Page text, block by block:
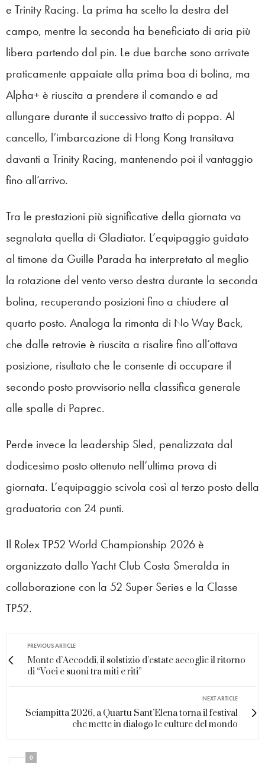
e Trinity Racing. La prima ha scelto la destra del
campo, mentre la seconda ha beneficiato di aria più
libera partendo dal pin. Le due barche sono arrivate
praticamente appaiate alla prima boa di bolina, ma
Alpha+ è riuscita a prendere il comando e ad
allungare durante il successivo tratto di poppa. Al
cancello, l’imbarcazione di Hong Kong transitava
davanti a Trinity Racing, mantenendo poi il vantaggio
fino all’arrivo.
Tra le prestazioni più significative della giornata va
segnalata quella di Gladiator. L’equipaggio guidato
al timone da Guille Parada ha interpretato al meglio
la rotazione del vento verso destra durante la seconda
bolina, recuperando posizioni fino a chiudere al
quarto posto. Analoga la rimonta di No Way Back,
che dalle retrovie è riuscita a risalire fino all’ottava
posizione, risultato che le consente di occupare il
secondo posto provvisorio nella classifica generale
alle spalle di Paprec.
Perde invece la leadership Sled, penalizzata dal
dodicesimo posto ottenuto nell’ultima prova di
giornata. L’equipaggio scivola così al terzo posto della
graduatoria con 24 punti.
Il Rolex TP52 World Championship 2026 è
organizzato dallo Yacht Club Costa Smeralda in
collaborazione con la 52 Super Series e la Classe
TP52.
PREVIOUS ARTICLE
Monte d’Accoddi, il solstizio d’estate accoglie il ritorno
di “Voci e suoni tra miti e riti”
NEXT ARTICLE
Sciampitta 2026, a Quartu Sant’Elena torna il festival
che mette in dialogo le culture del mondo
0